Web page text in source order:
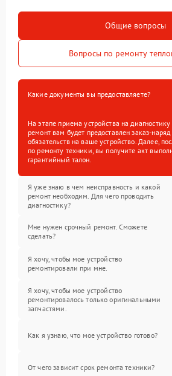
Общие вопросы
Вопросы по ремонту
Какие документы вы предоставляете?
На этапе приема устройства на
ремонт вам будет предоставлен заказ-
обязательств на ваше устройство. Далее,
по ремонту техники, вы получите акт
гарантийный талон.
Я уже знаю в чем неисправность и какой
ремонт необходим. Для чего проводить
диагностику?
Мне нужен срочный ремонт. Сможете
сделать?
Я хочу, чтобы мое устройство
ремонтировали при мне.
Я хочу, чтобы мое устройство
ремонтировалось только оригинальными
запчастями.
Как я узнаю, что мое устройство готово?
От чего зависит срок ремонта техники?